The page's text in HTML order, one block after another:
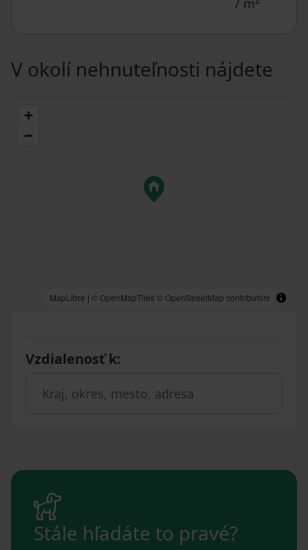
/ m
V okolí nehnuteľnosti nájdete
MapLibre | © OpenMapTiles © OpenStreetMap contributors
Vzdialenosť k:
Stále hľadáte to pravé?